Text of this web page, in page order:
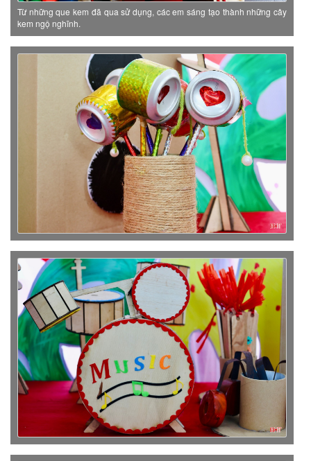
Từ những que kem đã qua sử dụng, các em sáng tạo thành những cây
kem ngộ nghĩnh.